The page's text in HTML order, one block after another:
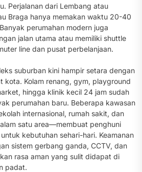
Perjalanan dari Lembang atau
Braga hanya memakan waktu 20-40
perumahan modern juga
jalan utama atau memiliki shuttle
line dan pusat perbelanjaan.
suburban kini hampir setara dengan
kota. Kolam renang, gym, playground
hingga klinik kecil 24 jam sudah
perumahan baru. Beberapa kawasan
internasional, rumah sakit, dan
satu area—membuat penghuni
kebutuhan sehari-hari. Keamanan
sistem gerbang ganda, CCTV, dan
rasa aman yang sulit didapat di
padat.